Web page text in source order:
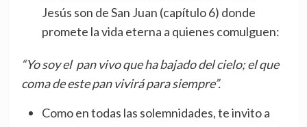
Jesús son de San Juan (capítulo 6) donde
promete la vida eterna a quienes comulguen:
“Yo soy el pan vivo que ha bajado del cielo; el que
coma de este pan vivirá para siempre”.
Como en todas las solemnidades, te invito a